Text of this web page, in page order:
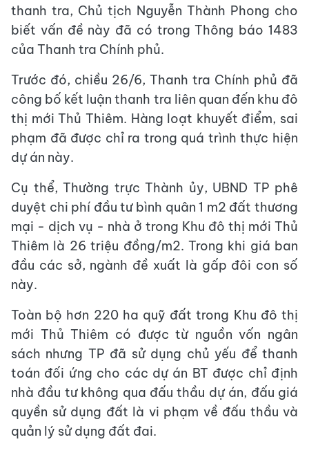
thanh tra, Chủ tịch Nguyễn Thành Phong cho
biết vấn đề này đã có trong Thông báo 1483
của Thanh tra Chính phủ.
Trước đó, chiều 26/6, Thanh tra Chính phủ đã
công bố kết luận thanh tra liên quan đến khu đô
thị mới Thủ Thiêm. Hàng loạt khuyết điểm, sai
phạm đã được chỉ ra trong quá trình thực hiện
dự án này.
Cụ thể, Thường trực Thành ủy, UBND TP phê
duyệt chi phí đầu tư bình quân 1 m2 đất thương
mại - dịch vụ - nhà ở trong Khu đô thị mới Thủ
Thiêm là 26 triệu đồng/m2. Trong khi giá ban
đầu các sở, ngành đề xuất là gấp đôi con số
này.
Toàn bộ hơn 220 ha quỹ đất trong Khu đô thị
mới Thủ Thiêm có được từ nguồn vốn ngân
sách nhưng TP đã sử dụng chủ yếu để thanh
toán đối ứng cho các dự án BT được chỉ định
nhà đầu tư không qua đấu thầu dự án, đấu giá
quyền sử dụng đất là vi phạm về đấu thầu và
quản lý sử dụng đất đai.